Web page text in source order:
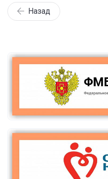
Назад